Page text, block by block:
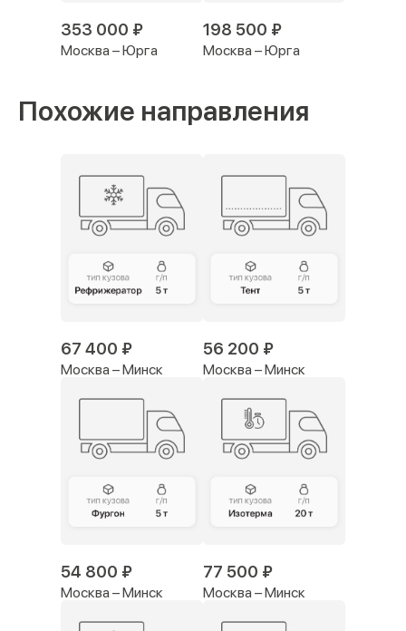
353 000 ₽
Москва – Юрга
198 500 ₽
Москва – Юрга
Похожие направления
67 400 ₽
Москва – Минск
56 200 ₽
Москва – Минск
54 800 ₽
Москва – Минск
77 500 ₽
Москва – Минск